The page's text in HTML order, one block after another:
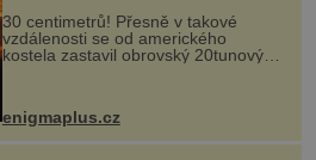
30 centimetrů! Přesně v takové
vzdálenosti se od amerického
kostela zastavil obrovský 20tunový
...
enigmaplus.cz